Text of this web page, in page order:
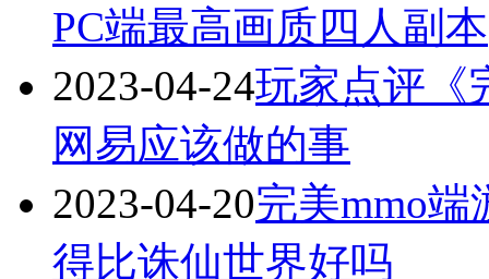
PC端最高画质四人副本
2023-04-24玩家点评《
网易应该做的事
2023-04-20完美mmo
得比诛仙世界好吗